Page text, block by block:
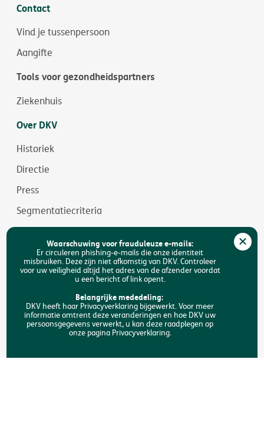
Contact
Vind je tussenpersoon
Aangifte
Tools voor gezondheidspartners
Ziekenhuis
Over DKV
Historiek
Directie
Press
Segmentatiecriteria
Jobs
Duurzaamheid
Toegankelijkheid
Zoeken
Waarschuwing voor frauduleuze e-mails:
Er circuleren phishing-e-mails die onze identiteit
misbruiken. Deze zijn niet afkomstig van DKV. Controleer
voor uw veiligheid altijd het adres van de afzender voordat
u een bericht of link opent.
Belangrijke mededeling:
DKV heeft haar Privacyverklaring bijgewerkt. Voor meer
informatie omtrent deze veranderingen en hoe DKV uw
persoonsgegevens verwerkt, u kan deze raadplegen op
onze pagina Privacyverklaring.